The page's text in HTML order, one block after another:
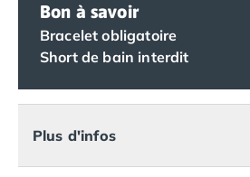
Camping Palavas-les-Flots
Camping Sète
Camping Valras-Plage
Camping Pyrénées-Orientales
Camping Canet-en-Roussillon
Camping Collioure
Bon à savoir
Bracelet obligatoire
Short de bain interdit
Plus d'infos